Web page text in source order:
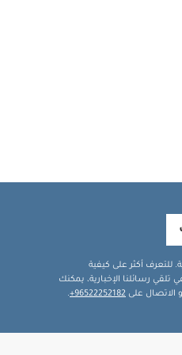
للتعرف أكثر على كيفية
تلقي رسائلنا الإخبارية، يمكنك
الاتصال على 96522252182+
.